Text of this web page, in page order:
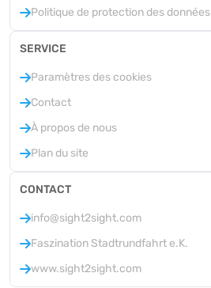
Politique de protection des données
SERVICE
Paramètres des cookies
Contact
À propos de nous
Plan du site
CONTACT
info@sight2sight.com
Faszination Stadtrundfahrt e.K.
www.sight2sight.com